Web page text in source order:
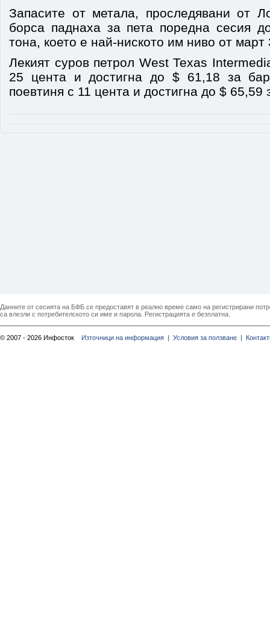
Запасите от метала, проследявани от
борса паднаха за пета поредна сесия
тона, което е най-ниското им ниво от
Лекият суров петрол West Texas
25 цента и достигна до $ 61,18 за
поевтиня с 11 цента и достигна до $ 65,59
Данните от сесията на БФБ се предоставят в реално време само на регистрирани
са влезли с потребителското си име и парола. Регистрацията е безплатна.
© 2007 - 2026 Инфосток Източници на информация | Условия за ползване |